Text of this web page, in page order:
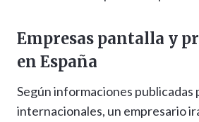
Empresas pantalla y
en España
Según informaciones publicadas
internacionales, un empresario